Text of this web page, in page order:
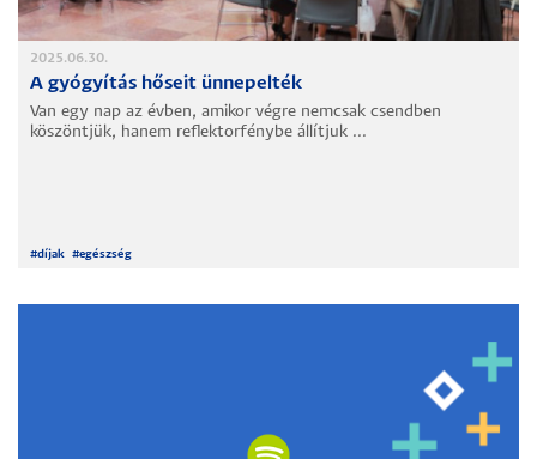
2025.06.30.
A gyógyítás hőseit ünnepelték
Van egy nap az évben, amikor végre nemcsak csendben
köszöntjük, hanem reflektorfénybe állítjuk ...
#díjak #egészség